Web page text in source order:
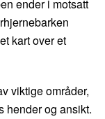
ender i motsatt
kart over et
viktige områder,
hender og ansikt.